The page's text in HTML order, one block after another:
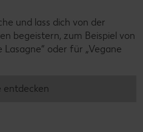
und lass dich von der
begeistern, zum Beispiel von
oder für „Vegane
entdecken